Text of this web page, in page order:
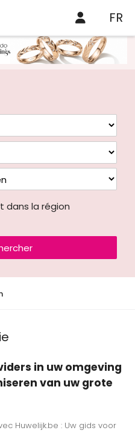
FR
dans la région
in uw omgeving
van uw grote
Huwelijk.be : Uw gids voor